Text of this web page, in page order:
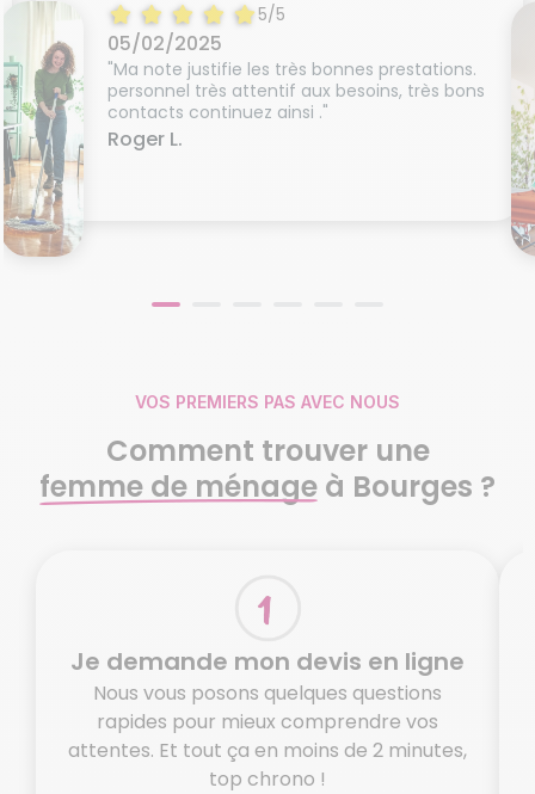
5/5
05/02/2025
"Ma note justifie les très bonnes prestations.
personnel très attentif aux besoins, très bons
contacts continuez ainsi ."
Roger L.
VOS PREMIERS PAS AVEC NOUS
Comment trouver une
femme de ménage à Bourges ?
Je demande mon devis en ligne
Nous vous posons quelques questions
rapides pour mieux comprendre vos
attentes. Et tout ça en moins de 2 minutes,
top chrono !